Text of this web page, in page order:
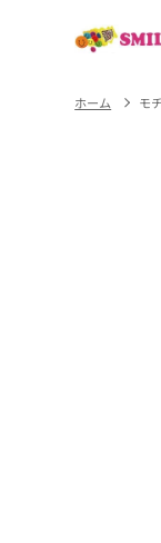
ンツに
ホーム モ